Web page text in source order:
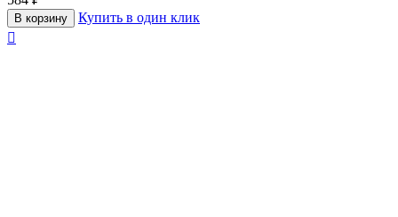
В корзину
Купить в один клик
